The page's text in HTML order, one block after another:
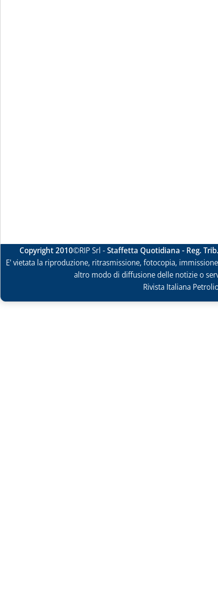
Copyright 2010©RIP Srl -Staffetta Quotidiana - Reg.
E' vietata la riproduzione, ritrasmissione, fotocopia,
altro modo di diffusione delle notizie o
Rivista Italiana